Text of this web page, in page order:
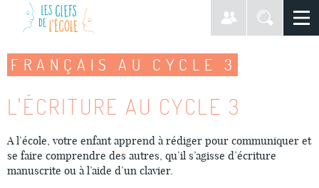
FRANÇAIS AU CYCLE 3
L'ÉCRITURE AU CYCLE 3
A l’école, votre enfant apprend à rédiger pour communiquer et
se faire comprendre des autres, qu’il s’agisse d’écriture
manuscrite ou à l’aide d’un clavier.